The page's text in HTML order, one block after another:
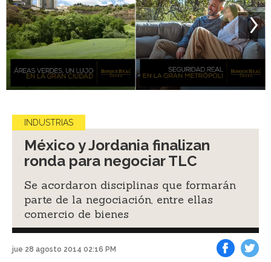
INDUSTRIAS
México y Jordania finalizan
ronda para negociar TLC
Se acordaron disciplinas que formarán
parte de la negociación, entre ellas
comercio de bienes
jue 28 agosto 2014 02:16 PM